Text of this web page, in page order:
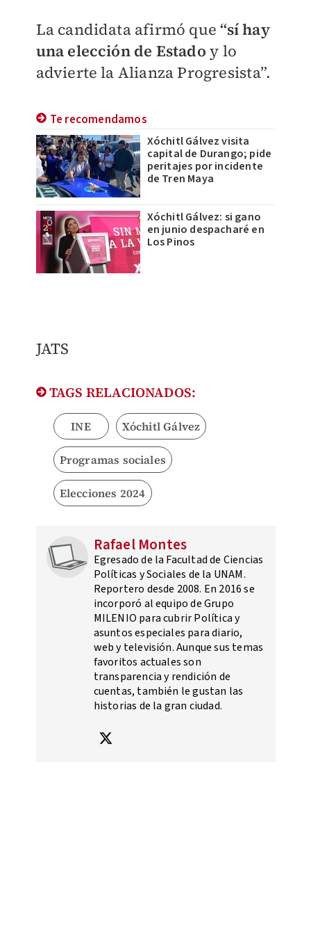
La candidata afirmó que“sí hay
una elección de Estado y lo
advierte la Alianza Progresista”.
Te recomendamos
Xóchitl Gálvez visita
capital de Durango; pide
peritajes por incidente
de Tren Maya
Xóchitl Gálvez: si gano
en junio despacharé en
Los Pinos
JATS
TAGS RELACIONADOS:
INE Xóchitl Gálvez
Programas sociales
Elecciones 2024
Rafael Montes
Egresado de la Facultad de Ciencias
Políticas y Sociales de la UNAM.
Reportero desde 2008. En 2016 se
incorporó al equipo de Grupo
MILENIO para cubrir Política y
asuntos especiales para diario,
web y televisión. Aunque sus temas
favoritos actuales son
transparencia y rendición de
cuentas, también le gustan las
historias de la gran ciudad.